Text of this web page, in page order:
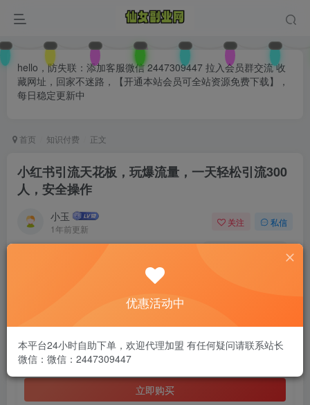
hello，防失联：添加客服微信 2447309447 拉入会员群交流 收
藏网址，回家不迷路，【开通本站会员可全站资源免费下载】，
每日稳定更新中
首页 知识付费 正文
小红书引流天花板，玩爆流量，一天轻松引流300
人，安全操作
小玉
1年前更新
关注 私信
0 111 65
此内容为付费阅读，请付费后查看
￥1.99
黄金会员免费
立即购买
优惠活动中
本平台24小时自助下单，欢迎代理加盟 有任何疑问请联系站长
微信：微信：2447309447